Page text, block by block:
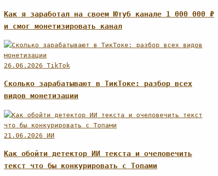
Как я заработал на своем Ютуб канале 1 000 000 ₽
и смог монетизировать канал
26.06.2026 TikTok
Сколько зарабатывают в ТикТоке: разбор всех
видов монетизации
21.06.2026 ИИ
Как обойти детектор ИИ текста и очеловечить
текст что бы конкурировать с Топами